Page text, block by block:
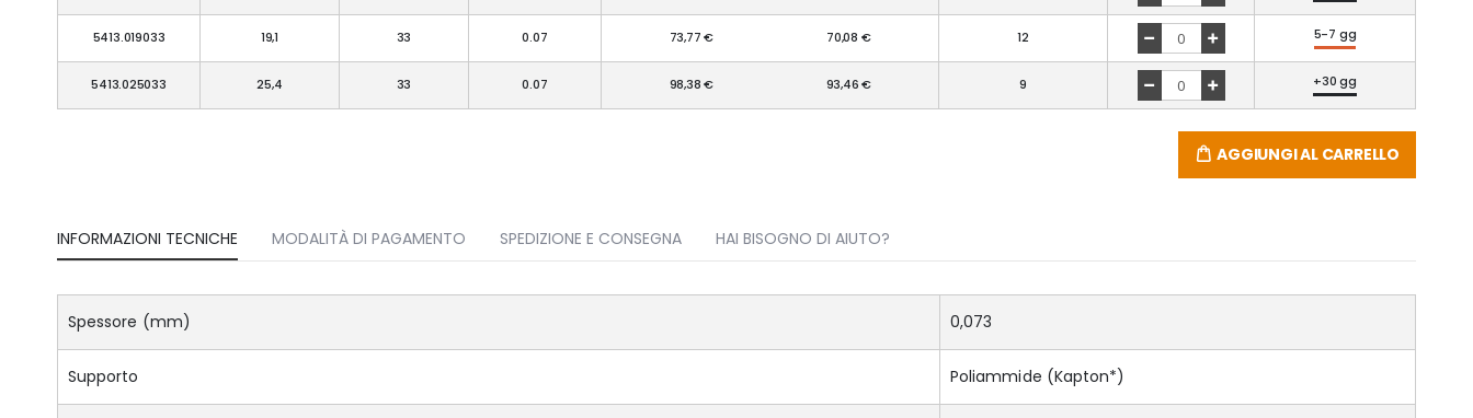
5413.019033 19,1 33 0.07 73,77 € 70,08 € 12 5-7 gg
5413.025033 25,4 33 0.07 98,38 € 93,46 € 9 +30 gg
AGGIUNGI AL CARRELLO
INFORMAZIONI TECNICHE
Spessore (mm) 0,073
Supporto Poliammide (Kapton*)
MODALITÀ DI PAGAMENTO SPEDIZIONE E CONSEGNA HAI BISOGNO DI AIUTO?